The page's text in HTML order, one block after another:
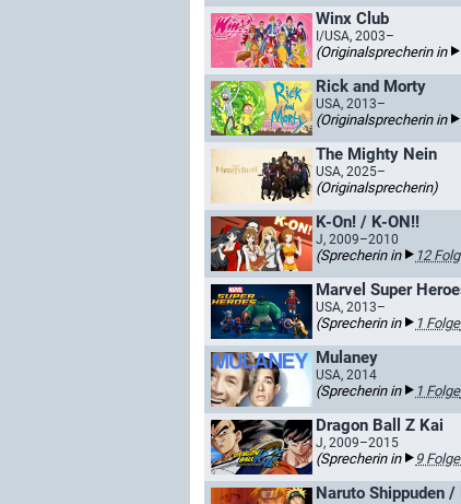
Winx Club
I/USA, 2003–
(Originalsprecherin in
Rick and Morty
USA, 2013–
(Originalsprecherin in
The Mighty Nein
USA, 2025–
(Originalsprecherin)
K-On! / K-ON!!
J, 2009–2010
(Sprecherin in 12
Marvel Super
USA, 2013–
(Sprecherin in 1 Folge
Mulaney
USA, 2014
(Sprecherin in 1 Folge
Dragon Ball Z Kai
J, 2009–2015
(Sprecherin in 9
Naruto Shippuden